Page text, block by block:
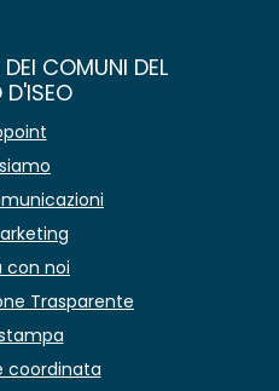
COMUNI DEL
D'ISEO
con noi
Trasparente
coordinata